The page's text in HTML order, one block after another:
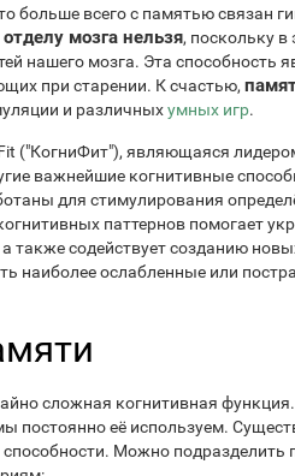
больше всего с памятью связан
мозга нельзя, поскольку в
нашего мозга. Эта способность
при старении. К счастью,
и различныхумных игр.
("КогниФит"), являющаяся
важнейшие когнитивные
для стимулирования
паттернов помогает
также содействует созданию
наиболее ослабленные или
сложная когнитивная
постоянно её используем.
способности. Можно